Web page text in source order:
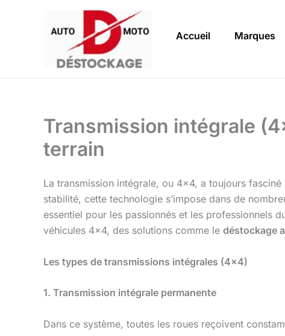
Accueil Marques
Transmission intégrale
terrain
La transmission intégrale, ou 4×4, a toujours
stabilité, cette technologie s’impose dans de
essentiel pour les passionnés et les professionnels
véhicules 4×4, des solutions comme le déstockage
Les types de transmissions intégrales (4×4)
1. Transmission intégrale permanente
Dans ce système, toutes les roues reçoivent